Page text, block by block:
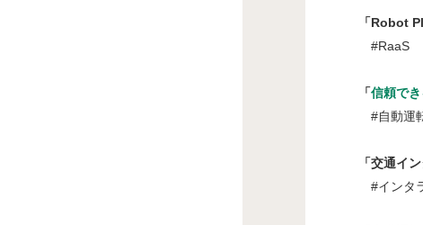
「Robot
#RaaS
「信頼で
#自動運転
「交通イン
#インタラ